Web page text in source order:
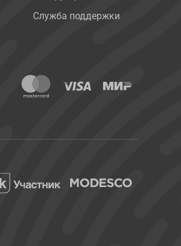
Служба поддержки